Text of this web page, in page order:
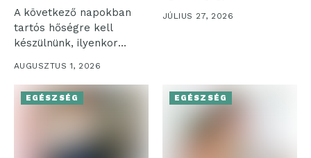
A következő napokban
tartós hőségre kell
készülnünk, ilyenkor
komfortérzetünk...
AUGUSZTUS 1, 2026
pillére – az...
JÚLIUS 27, 2026
EGÉSZSÉG EGÉSZSÉG